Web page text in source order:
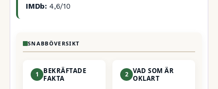
IMDb: 4,6/10
SNABBÖVERSIKT
1
BEKRÄFTADE
FAKTA
2 VAD SOM ÄR
OKLART